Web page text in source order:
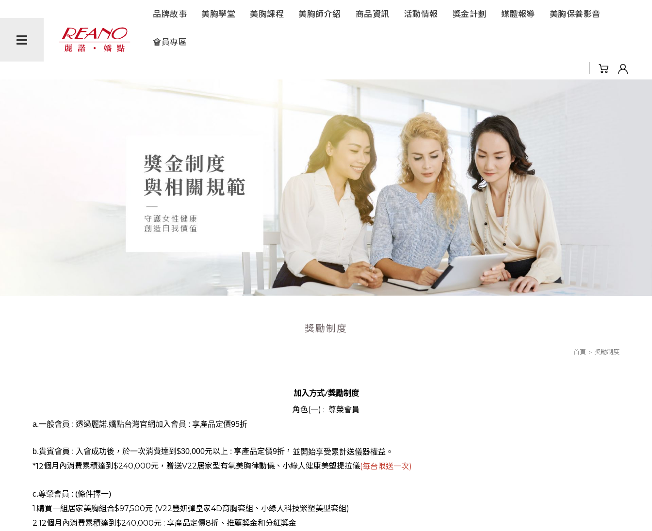
品牌故事 美胸學堂 美胸課程 美胸師介紹 商品資訊
豐妍彈系
獨家儀器
珊妮S-伊人
潔
活動情報 獎金計劃 媒體報導 美胸保養影音
會員專區
反詐騙聲明
美胸師介紹
活動情報
獎金計劃
媒體報導
獎勵制度
首頁 獎勵制度
加入方式/獎勵制度
角色(一) : 尊榮會員
a.一般會員 : 透過麗諾.嬌點台灣官網加入會員 : 享產品定價95折
b.貴賓會員 : 入會成功後，於一次消費達到$30,000元以上 : 享產品定價9折 ， 並開始享受累計送儀器權益。
*12個月內消費累積達到$240,000元，贈送V22居家型有氧美胸律動儀、小綠人健康美塑提拉儀(每台限送一次)
c.尊榮會員 : (條件擇一)
1.購買一組居家美胸組合$97,500元 (V22豐妍彈皇家4D育胸套組、小綠人科技緊塑美型套組)
2.12個月內消費累積達到$240,000元 : 享產品定價8折、推薦獎金和分紅獎金